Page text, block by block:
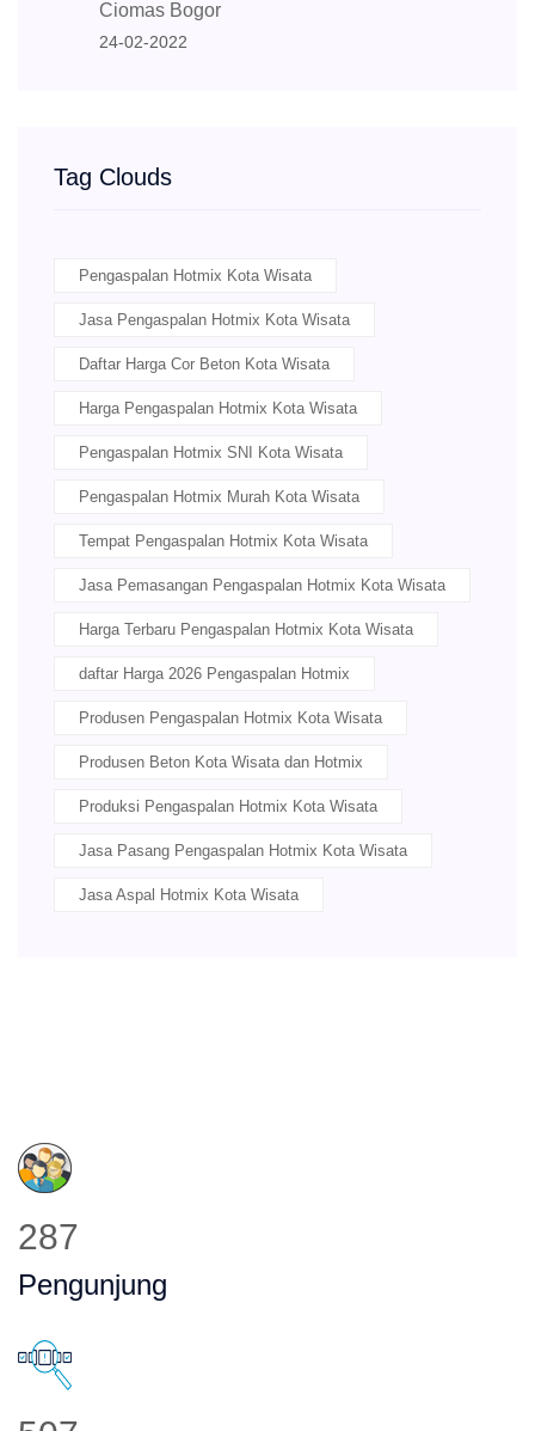
Ciomas Bogor
24-02-2022
Tag Clouds
Pengaspalan Hotmix Kota Wisata
Jasa Pengaspalan Hotmix Kota Wisata
Daftar Harga Cor Beton Kota Wisata
Harga Pengaspalan Hotmix Kota Wisata
Pengaspalan Hotmix SNI Kota Wisata
Pengaspalan Hotmix Murah Kota Wisata
Tempat Pengaspalan Hotmix Kota Wisata
Jasa Pemasangan Pengaspalan Hotmix Kota Wisata
Harga Terbaru Pengaspalan Hotmix Kota Wisata
daftar Harga 2026 Pengaspalan Hotmix
Produsen Pengaspalan Hotmix Kota Wisata
Produsen Beton Kota Wisata dan Hotmix
Produksi Pengaspalan Hotmix Kota Wisata
Jasa Pasang Pengaspalan Hotmix Kota Wisata
Jasa Aspal Hotmix Kota Wisata
345
Pengunjung